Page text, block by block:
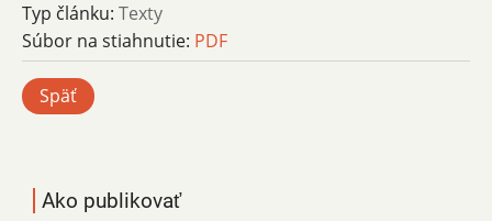
Typ článku: Texty
Súbor na stiahnutie: PDF
Späť
Ako publikovať